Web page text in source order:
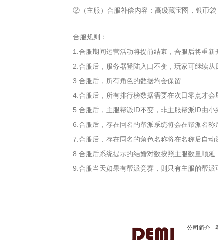
②（主服）合服补偿内容：高级藏宝图，银币袋
合服规则：
1.合服期间运营活动将提前结束，合服后将重新
2.合服后，服务器登陆入口不变，玩家可继续从
3.合服后，所有角色的数据均会保留
4.合服后，所有排行榜数据需要在次日零点才
5.合服后，主服帮派ID不变，非主服帮派ID由
6.合服后，存在同名的帮派系统将会在帮派名
7.合服后，存在同名的角色名称将在名称后自
8.合服后系统提示的结婚对数按照主服数量顺延
9.合服当天如果有帮派竞赛，则只有主服的帮派
公司简介 -